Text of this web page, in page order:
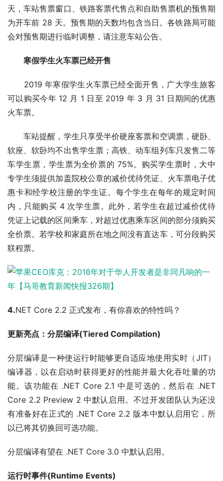
天，车站售票窗口、铁路客票代售点和自助售票机的预售期
为开车前 28 天。预售期的天数均包含当日。各铁路局可能
会对预售期进行临时调整，请注意车站公告。
寒假学生火车票已经开售
2019 年寒假学生火车票已经全面开售，广大学生旅客
可以购买今年 12 月 1 日至 2019 年 3 月 31 日期间的优惠
火车票。
车站提醒，学生只享受半价硬座客票和空调票，硬卧、
软座、软卧均不出售学生票；高铁、动车组列车只发售二等
车学生票，学生票为全价票的 75%。购买学生票时，大中
专学生须提供加盖院校公章的减价优待凭证、火车票电子优
惠卡和经学校注册的学生证。每个学生在每年的规定时间
内，只能购买 4 次学生票。此外，若学生在超过减价优待
凭证上记载的区间乘车，对超过优惠乘车区间的部分须购买
全价票。若学校和家庭所在地之间没有直达车，可分段购买
联程票。
4.NET Core 2.2 正式发布，有你喜欢的特性吗？
更新亮点：分层编译(Tiered Compilation)
分层编译是一种使运行时能够更自适应地使用实时（JIT）
编译器，以在启动时获得更好的性能并最大化吞吐量的功
能。该功能在 .NET Core 2.1 中是可选的，然后在 .NET
Core 2.2 Preview 2 中默认启用。不过开发团队认为还没
有准备好在正式的 .NET Core 2.2 版本中默认启用它，所
以已将其切换回可选功能。
分层编译有望在 .NET Core 3.0 中默认启用。
运行时事件(Runtime Events)